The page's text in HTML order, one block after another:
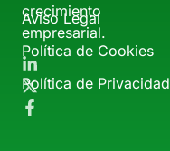
crecimiento
empresarial.
Aviso Legal
Política de Cookies
Política de Privacidad